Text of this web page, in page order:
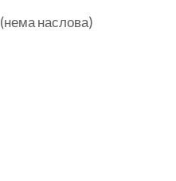
(нема наслова)